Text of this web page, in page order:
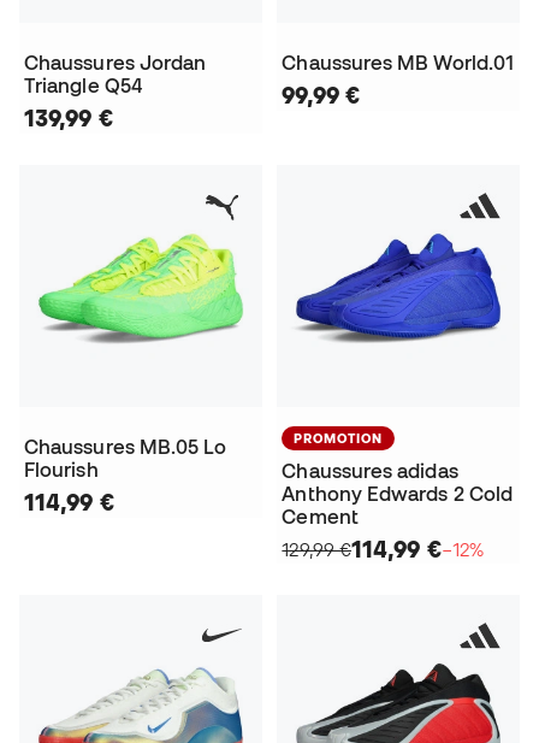
Chaussures Jordan
Triangle Q54
139,99 €
Chaussures MB World.01
99,99 €
Chaussures MB.05 Lo
Flourish
114,99 €
PROMOTION
Chaussures adidas
Anthony Edwards 2 Cold
Cement
129,99 €114,99 €−12%